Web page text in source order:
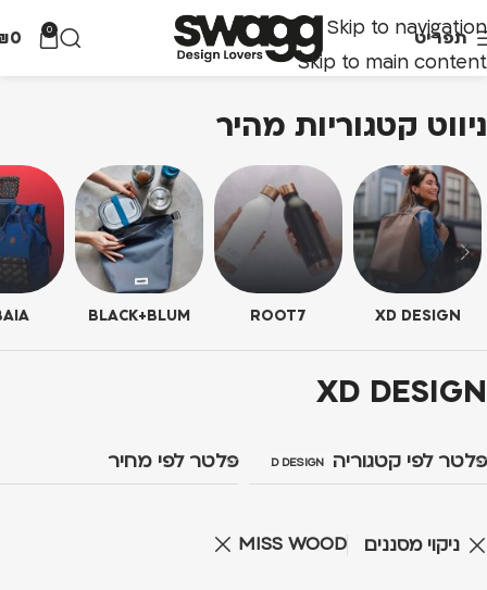
Skip to navigation
Skip to main content
תפריט 0
0
ניווט קטגוריות מהיר
XD DESIGN
ROOT7
BLACK+BLUM
XD DESIGN
פלטר לפי קטגוריה XD DESIGN פלטר לפי מחיר
ניקוי מסננים MISS WOOD